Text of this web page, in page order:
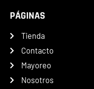
PÁGINAS
Tienda
Contacto
Mayoreo
Nosotros